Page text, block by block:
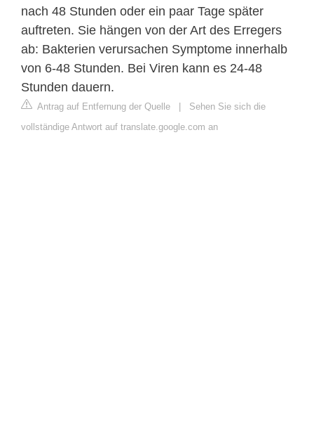
nach 48 Stunden oder ein paar Tage später
auftreten. Sie hängen von der Art des Erregers
ab: Bakterien verursachen Symptome innerhalb
von 6-48 Stunden. Bei Viren kann es 24-48
Stunden dauern.
Antrag auf Entfernung der Quelle | Sehen Sie sich die
vollständige Antwort auf translate.google.com an